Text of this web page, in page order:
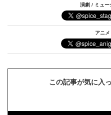
演劇 / ミュー
アニ
この記事が気に入